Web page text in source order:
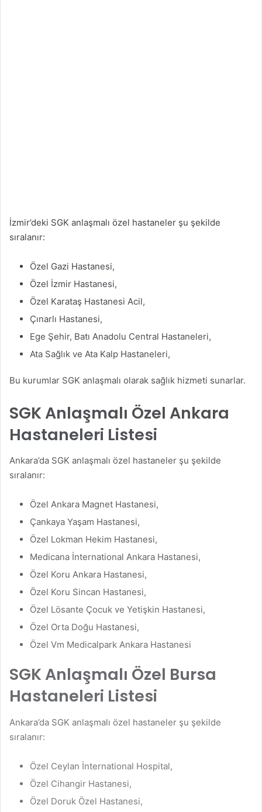
İzmir’deki SGK anlaşmalı özel hastaneler şu şekilde
sıralanır:
Özel Gazi Hastanesi,
Özel İzmir Hastanesi,
Özel Karataş Hastanesi Acil,
Çınarlı Hastanesi,
Ege Şehir, Batı Anadolu Central Hastaneleri,
Ata Sağlık ve Ata Kalp Hastaneleri,
Bu kurumlar SGK anlaşmalı olarak sağlık hizmeti sunarlar.
SGK Anlaşmalı Özel Ankara
Hastaneleri Listesi
Ankara’da SGK anlaşmalı özel hastaneler şu şekilde
sıralanır:
Özel Ankara Magnet Hastanesi,
Çankaya Yaşam Hastanesi,
Özel Lokman Hekim Hastanesi,
Medicana İnternational Ankara Hastanesi,
Özel Koru Ankara Hastanesi,
Özel Koru Sincan Hastanesi,
Özel Lösante Çocuk ve Yetişkin Hastanesi,
Özel Orta Doğu Hastanesi,
Özel Vm Medicalpark Ankara Hastanesi
SGK Anlaşmalı Özel Bursa
Hastaneleri Listesi
Ankara’da SGK anlaşmalı özel hastaneler şu şekilde
sıralanır:
Özel Ceylan İnternational Hospital,
Özel Cihangir Hastanesi,
Özel Doruk Özel Hastanesi,